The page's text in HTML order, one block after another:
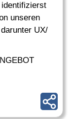
identifizierst
unseren
UX/